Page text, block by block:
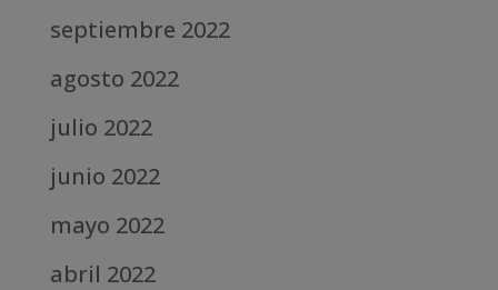
septiembre 2022
agosto 2022
julio 2022
junio 2022
mayo 2022
abril 2022